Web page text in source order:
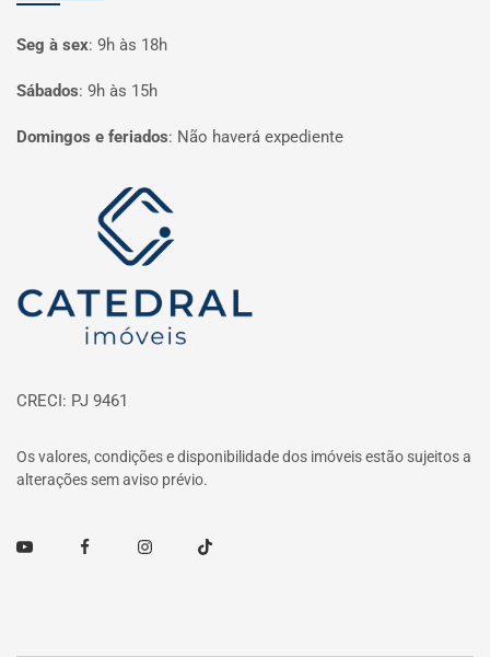
Seg à sex: 9h às 18h
Sábados: 9h às 15h
Domingos e feriados: Não haverá expediente
Página inicial
CRECI: PJ 9461
Os valores, condições e disponibilidade dos imóveis estão sujeitos a
alterações sem aviso prévio.
Youtube FacebookInstagramTikTok